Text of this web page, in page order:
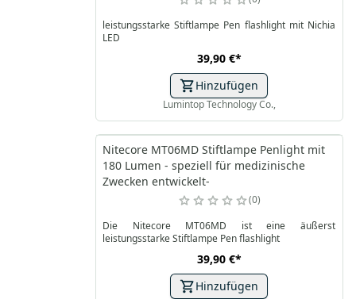
leistungsstarke Stiftlampe Pen flashlight mit Nichia
LED
39,90 €*
Hinzufügen
Lumintop Technology Co.,
Nitecore MT06MD Stiftlampe Penlight mit
180 Lumen - speziell für medizinische
Zwecken entwickelt-
0
Die Nitecore MT06MD ist eine äußerst
leistungsstarke Stiftlampe Pen flashlight
39,90 €*
Hinzufügen